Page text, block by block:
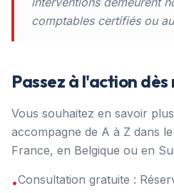
comptables certifiés ou
Passez à l'action
Vous souhaitez en savoir
accompagne de A à Z dans
France, en Belgique ou en
•Consultation gratuite :